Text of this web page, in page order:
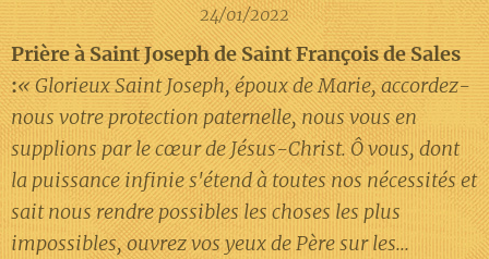
24/01/2022
Prière à Saint Joseph de Saint François de Sales
:« Glorieux Saint Joseph, époux de Marie, accordez-
nous votre protection paternelle, nous vous en
supplions par le cœur de Jésus-Christ. Ô vous, dont
la puissance infinie s'étend à toutes nos nécessités et
sait nous rendre possibles les choses les plus
impossibles, ouvrez vos yeux de Père sur les...